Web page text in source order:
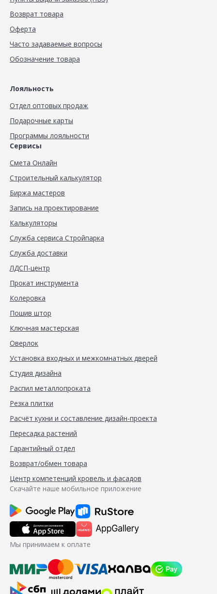
Возврат товара
Оферта
Часто задаваемые вопросы
Обозначение товара
Лояльность
Отдел оптовых продаж
Подарочные карты
Программы лояльности
Сервисы
Смета Онлайн
Строительный калькулятор
Биржа мастеров
Запись на проектирование
Калькуляторы
Служба сервиса Стройпарка
Служба доставки
ЛДСП-центр
Прокат инструмента
Колеровка
Пошив штор
Ключная мастерская
Оверлок
Установка входных и межкомнатных дверей
Студия дизайна
Распил металлопроката
Резка плитки
Расчёт кухни и составление дизайн-проекта
Пересадка растений
Гарантийный отдел
Возврат/обмен товара
Центр компетенций кровель и фасадов
Скачайте наше мобильное приложение
Мы принимаем к оплате